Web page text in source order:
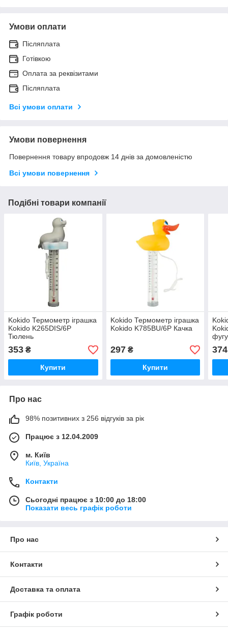
Умови оплати
Післяплата
Готівкою
Оплата за реквізитами
Післяплата
Всі умови оплати
Умови повернення
Повернення товару впродовж 14 днів за домовленістю
Всі умови повернення
Подібні товари компанії
Kokido Термометр іграшка
Kokido K265DIS/6P
Тюлень
353 ₴
Купити
Kokido Термометр іграшка
Kokido K785BU/6P Качка
297₴
Купити
фугу
374
Про нас
98% позитивних з 256 відгуків за рік
Працює з 12.04.2009
м. Київ
Київ, Україна
Контакти
Сьогодні працює з 10:00 до 18:00
Показати весь графік роботи
Про нас
Контакти
Доставка та оплата
Графік роботи